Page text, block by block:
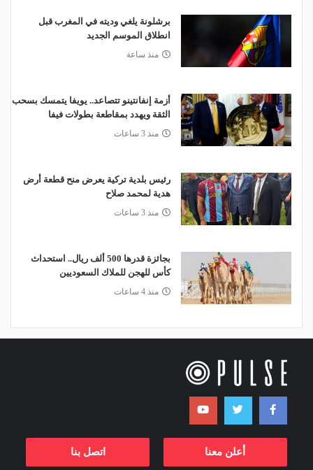
برشلونة يلغي وديته في المغرب قبل
انطلاق الموسم الجديد
منذ ساعة
أزمة إنفانتينو تتصاعد.. يويفا يتمسك بسحب
الثقة ويهدد بمقاطعة بطولات فيفا
منذ 3 ساعات
رئيس بلدية تركية يعرض منح قطعة أرض
هدية لمحمد صلاح
منذ 3 ساعات
بجائزة قدرها 500 ألف ريال.. استحداث
كأس للهجن للملاك السعوديين
منذ 4 ساعات
أعلن معنا اتصل بنا